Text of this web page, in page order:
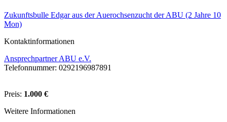
Zukunftsbulle Edgar aus der Auerochsenzucht der ABU (2 Jahre 10
Mon)
Kontaktinformationen
Ansprechpartner ABU e.V.
Telefonnummer: 0292196987891
Preis: 1.000 €
Weitere Informationen